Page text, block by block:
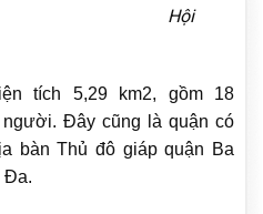
Hội
tích 5,29 km2, gồm 18
Đây cũng là quận có
bàn Thủ đô giáp quận Ba
Đa.